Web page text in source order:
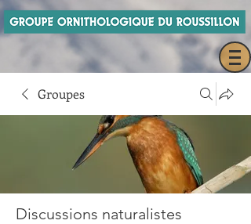
Groupes
Discussions naturalistes